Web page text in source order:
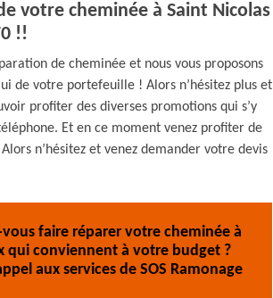
votre cheminée à Saint Nicolas
!!
de cheminée et nous vous proposons
de votre portefeuille ! Alors n’hésitez plus et
profiter des diverses promotions qui s’y
Et en ce moment venez profiter de
n’hésitez et venez demander votre devis
faire réparer votre cheminée à
qui conviennent à votre budget ?
aux services de SOS Ramonage